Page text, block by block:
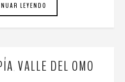
LEYENDO
VALLE DEL OMO